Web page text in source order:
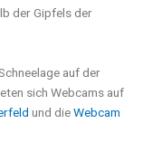
der Gipfels der
auf der
sich Webcams auf
und dieWebcam